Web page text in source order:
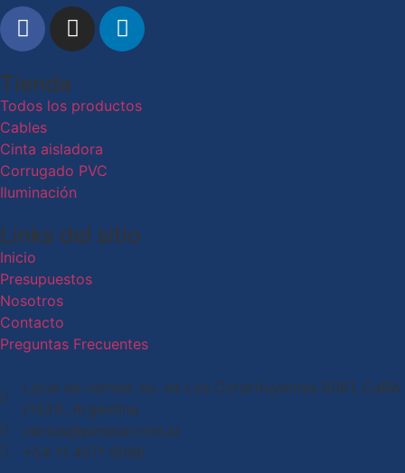
Tienda
Todos los productos
Cables
Cinta aisladora
Corrugado PVC
Iluminación
Links del sitio
Inicio
Presupuestos
Nosotros
Contacto
Preguntas Frecuentes
Local de ventas: Av. de Los Constituyentes 6061, CaBA
(1431), Argentina
ventas@pimesa.com.ar
+54 11 4571 9096